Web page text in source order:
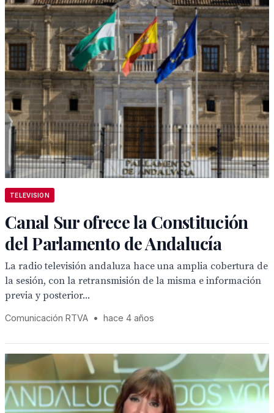
TELEVISION
Canal Sur ofrece la Constitución
del Parlamento de Andalucía
La radio televisión andaluza hace una amplia cobertura de
la sesión, con la retransmisión de la misma e información
previa y posterior...
Comunicación RTVA • hace 4 años